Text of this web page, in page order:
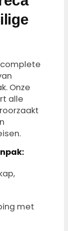
complete
Onze
alle
met